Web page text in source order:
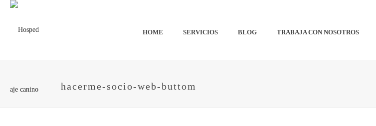
HOME SERVICIOS BLOG TRABAJA CON NOSOTROS
hacerme-socio-web-buttom